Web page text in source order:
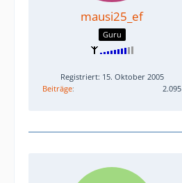
mausi25_ef
Guru
Registriert: 15. Oktober 2005
Beiträge
2.095